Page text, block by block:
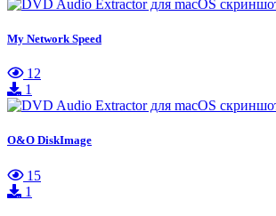
My Network Speed
12
1
O&O DiskImage
15
1